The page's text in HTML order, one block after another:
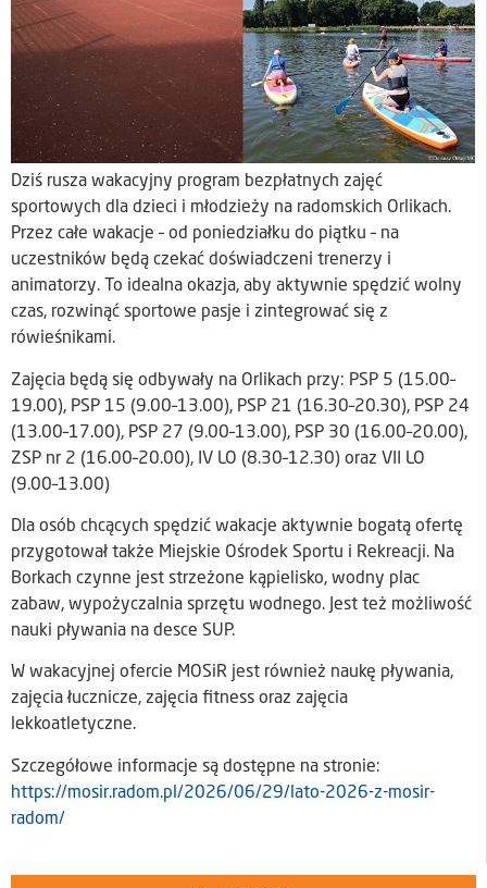
Dziś rusza wakacyjny program bezpłatnych zajęć
sportowych dla dzieci i młodzieży na radomskich Orlikach.
Przez całe wakacje – od poniedziałku do piątku – na
uczestników będą czekać doświadczeni trenerzy i
animatorzy. To idealna okazja, aby aktywnie spędzić wolny
czas, rozwinąć sportowe pasje i zintegrować się z
rówieśnikami.
Zajęcia będą się odbywały na Orlikach przy: PSP 5 (15.00–
19.00), PSP 15 (9.00–13.00), PSP 21 (16.30–20.30), PSP 24
(13.00–17.00), PSP 27 (9.00–13.00), PSP 30 (16.00–20.00),
ZSP nr 2 (16.00–20.00), IV LO (8.30–12.30) oraz VII LO
(9.00–13.00)
Dla osób chcących spędzić wakacje aktywnie bogatą ofertę
przygotował także Miejskie Ośrodek Sportu i Rekreacji. Na
Borkach czynne jest strzeżone kąpielisko, wodny plac
zabaw, wypożyczalnia sprzętu wodnego. Jest też możliwość
nauki pływania na desce SUP.
W wakacyjnej ofercie MOSiR jest również naukę pływania,
zajęcia łucznicze, zajęcia fitness oraz zajęcia
lekkoatletyczne.
Szczegółowe informacje są dostępne na stronie:
https://mosir.radom.pl/2026/06/29/lato-2026-z-mosir-
radom/